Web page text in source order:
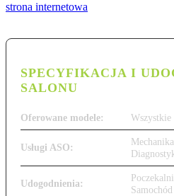
strona internetowa
SPECYFIKACJA I
SALONU
Oferowane modele:
Usługi ASO:
Udogodnienia: